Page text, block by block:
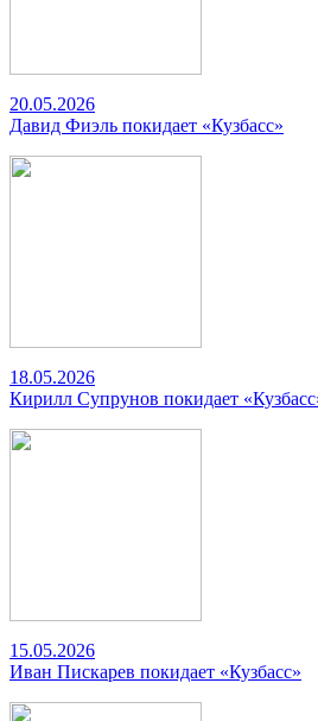
20.05.2026
Давид Фиэль покидает «Кузбасс»
18.05.2026
Кирилл Супрунов покидает
15.05.2026
Иван Пискарев покидает «Кузбасс»